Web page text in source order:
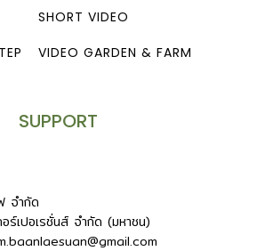
SHORT VIDEO
VIDEO GARDEN & FARM
SUPPORT
จำกัด
ร์เปอเรชั่นส์ จำกัด (มหาชน)